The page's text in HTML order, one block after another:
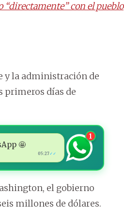
“directamente” con el pueblo
y la administración de
primeros días de
🤩
05:27✓✓
1
el gobierno
millones de dólares.